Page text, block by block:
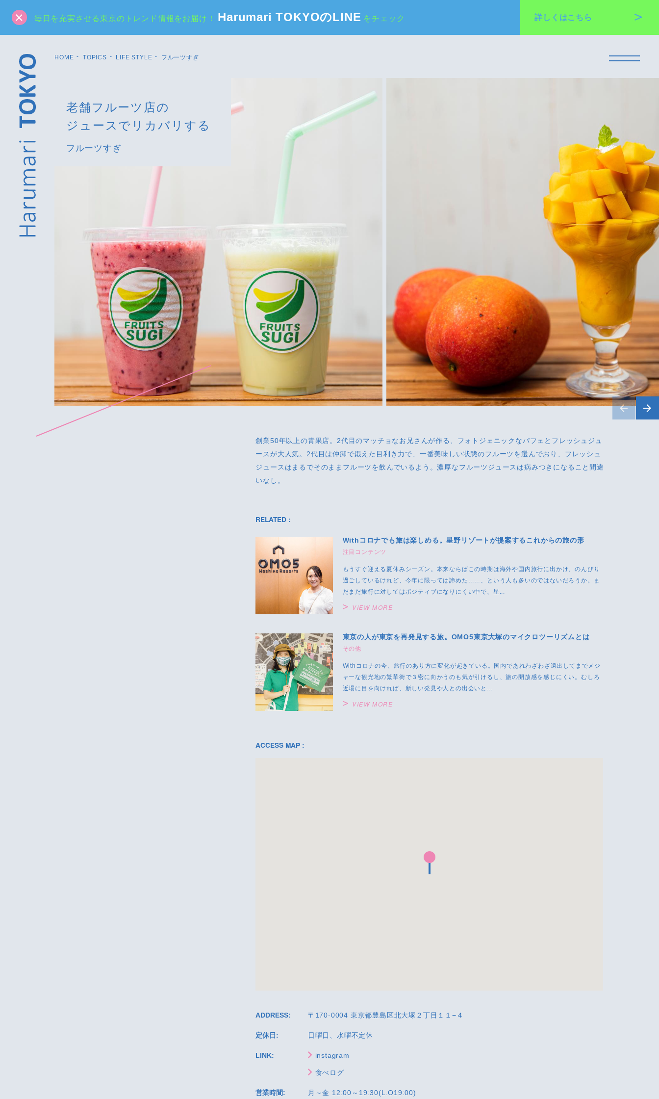
毎日を充実させる東京のトレンド情報をお届け！ Harumari TOKYOのLINE をチェック 詳しくはこちら
HOME TOPICS LIFE STYLE フルーツすぎ
老舗フルーツ店の
ジュースでリカバリする
フルーツすぎ
創業50年以上の青果店。2代目のマッチョなお兄さんが作る、フォトジェニックなパフェとフレッシュジュ
ースが大人気。2代目は仲卸で鍛えた目利き力で、一番美味しい状態のフルーツを選んでおり、フレッシュ
ジュースはまるでそのままフルーツを飲んでいるよう。濃厚なフルーツジュースは病みつきになること間違
いなし。
RELATED :
Withコロナでも旅は楽しめる。星野リゾートが提案するこれからの旅の形
注目コンテンツ
もうすぐ迎える夏休みシーズン。本来ならばこの時期は海外や国内旅行に出かけ、のんびり
過ごしているけれど、今年に限っては諦めた……、という人も多いのではないだろうか。ま
だまだ旅行に対してはポジティブになりにくい中で、星...
VIEW MORE
東京の人が東京を再発見する旅。OMO5東京大塚のマイクロツーリズムとは
その他
Withコロナの今、旅行のあり方に変化が起きている。国内であれわざわざ遠出してまでメジ
ャーな観光地の繁華街で３密に向かうのも気が引けるし、旅の開放感を感じにくい。むしろ
近場に目を向ければ、新しい発見や人との出会いと...
VIEW MORE
ACCESS MAP :
ADDRESS: 〒170-0004 東京都豊島区北大塚２丁目１１−４
定休日: 日曜日、水曜不定休
LINK: instagram
食べログ
営業時間:
月～金 12:00～19:30(L.O19:00)